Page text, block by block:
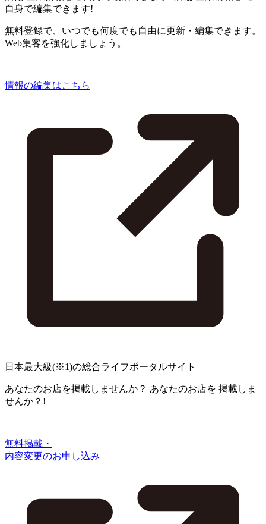
自身で編集できます!
無料登録で、いつでも何度でも自由に更新・編集できます。
Web集客を強化しましょう。
情報の編集はこちら
日本最大級(※1)の総合ライフポータルサイト
あなたのお店を掲載しませんか？ あなたのお店を 掲載しま
せんか？!
無料掲載・
内容変更のお申し込み